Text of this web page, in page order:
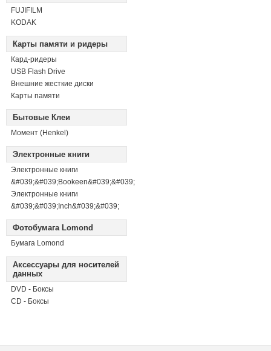
FUJIFILM
KODAK
Карты памяти и ридеры
Кард-ридеры
USB Flash Drive
Внешние жесткие диски
Карты памяти
Бытовые Клеи
Момент (Henkel)
Электронные книги
Электронные книги
&#039;&#039;Bookeen&#039;&#039;
Электронные книги
&#039;&#039;Inch&#039;&#039;
Фотобумага Lomond
Бумага Lomond
Аксессуары для носителей
данных
DVD - Боксы
CD - Боксы